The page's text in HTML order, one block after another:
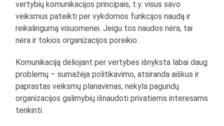
vertybių komunikacijos principais, t.y. visus savo
veiksmus pateikti per vykdomos funkcijos naudą ir
reikalingumą visuomenei. Jeigu tos naudos nėra, tai
nėra ir tokios organizacijos poreikio..
Komunikaciją dėliojant per vertybes išnyksta labai daug
problemų – sumažėja politikavimo, atsiranda aiškus ir
paprastas veiksmų planavimas, nekyla pagundų
organizacijos galimybių išnaudoti privatiems interesams
tenkinti.